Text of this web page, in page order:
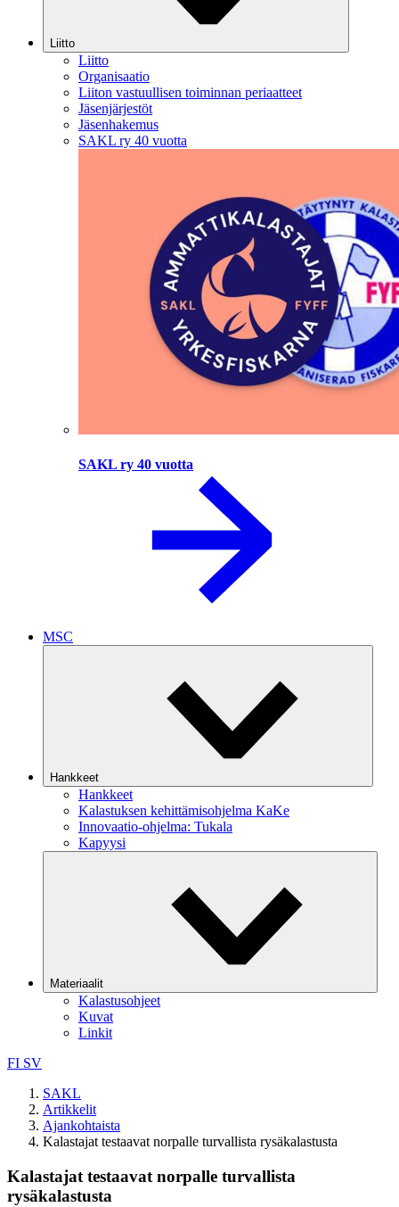
Liitto
Liitto
Organisaatio
Liiton vastuullisen toiminnan periaatteet
Jäsenjärjestöt
Jäsenhakemus
SAKL ry 40 vuotta
SAKL ry 40 vuotta
MSC
Hankkeet
Hankkeet
Kalastuksen kehittämisohjelma KaKe
Innovaatio-ohjelma: Tukala
Kapyysi
Materiaalit
Kalastusohjeet
Kuvat
Linkit
FI SV
SAKL
Artikkelit
Ajankohtaista
Kalastajat testaavat norpalle turvallista rysäkalastusta
Kalastajat testaavat norpalle turvallista
rysäkalastusta